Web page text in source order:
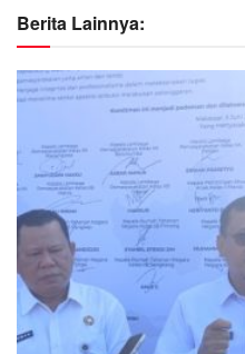
Berita Lainnya: